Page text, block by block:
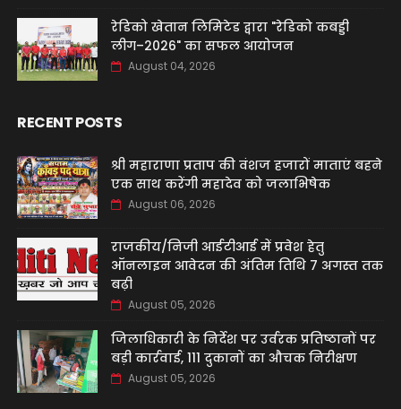
रेडिको खेतान लिमिटेड द्वारा "रेडिको कबड्डी
लीग–2026" का सफल आयोजन
August 04, 2026
RECENT POSTS
श्री महाराणा प्रताप की वंशज हजारों माताएं बहने
एक साथ करेंगी महादेव को जलाभिषेक
August 06, 2026
राजकीय/निजी आईटीआई में प्रवेश हेतु
ऑनलाइन आवेदन की अंतिम तिथि 7 अगस्त तक
बढ़ी
August 05, 2026
जिलाधिकारी के निर्देश पर उर्वरक प्रतिष्ठानों पर
बड़ी कार्रवाई, 111 दुकानों का औचक निरीक्षण
August 05, 2026